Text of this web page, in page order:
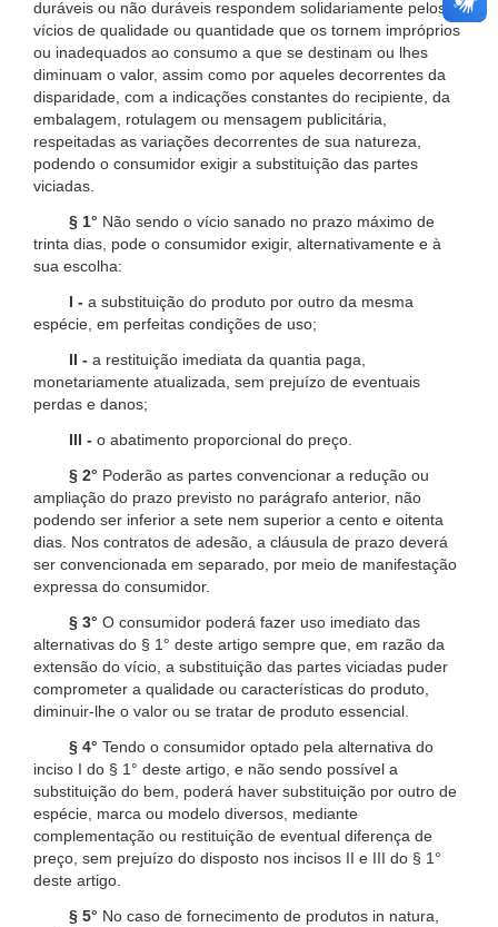
duráveis ou não duráveis respondem solidariamente pelos
vícios de qualidade ou quantidade que os tornem impróprios
ou inadequados ao consumo a que se destinam ou lhes
diminuam o valor, assim como por aqueles decorrentes da
disparidade, com a indicações constantes do recipiente, da
embalagem, rotulagem ou mensagem publicitária,
respeitadas as variações decorrentes de sua natureza,
podendo o consumidor exigir a substituição das partes
viciadas.
§ 1° Não sendo o vício sanado no prazo máximo de
trinta dias, pode o consumidor exigir, alternativamente e à
sua escolha:
I - a substituição do produto por outro da mesma
espécie, em perfeitas condições de uso;
II - a restituição imediata da quantia paga,
monetariamente atualizada, sem prejuízo de eventuais
perdas e danos;
III - o abatimento proporcional do preço.
§ 2° Poderão as partes convencionar a redução ou
ampliação do prazo previsto no parágrafo anterior, não
podendo ser inferior a sete nem superior a cento e oitenta
dias. Nos contratos de adesão, a cláusula de prazo deverá
ser convencionada em separado, por meio de manifestação
expressa do consumidor.
§ 3° O consumidor poderá fazer uso imediato das
alternativas do § 1° deste artigo sempre que, em razão da
extensão do vício, a substituição das partes viciadas puder
comprometer a qualidade ou características do produto,
diminuir-lhe o valor ou se tratar de produto essencial.
§ 4° Tendo o consumidor optado pela alternativa do
inciso I do § 1° deste artigo, e não sendo possível a
substituição do bem, poderá haver substituição por outro de
espécie, marca ou modelo diversos, mediante
complementação ou restituição de eventual diferença de
preço, sem prejuízo do disposto nos incisos II e III do § 1°
deste artigo.
§ 5° No caso de fornecimento de produtos in natura,